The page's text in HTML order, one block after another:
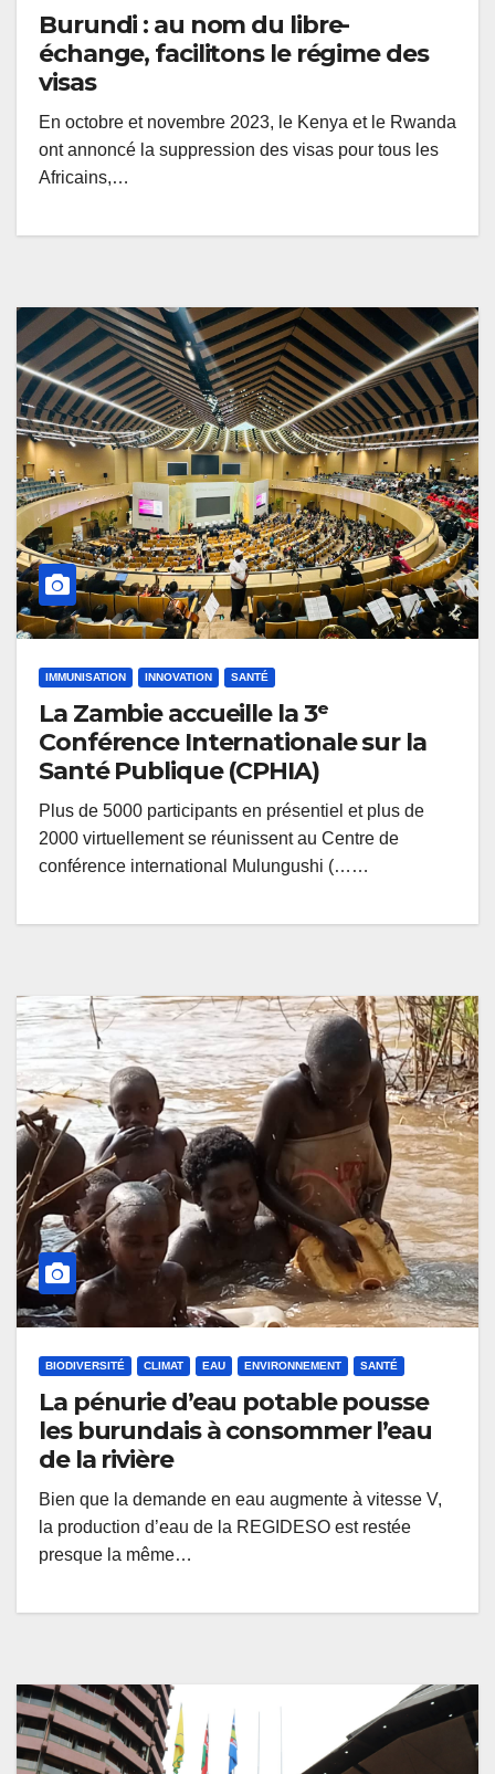
Burundi : au nom du libre-
échange, facilitons le régime des
visas
En octobre et novembre 2023, le Kenya et le Rwanda
ont annoncé la suppression des visas pour tous les
Africains,…
IMMUNISATION INNOVATION SANTÉ
La Zambie accueille la 3ᵉ
Conférence Internationale sur la
Santé Publique (CPHIA)
Plus de 5000 participants en présentiel et plus de
2000 virtuellement se réunissent au Centre de
conférence international Mulungushi (……
BIODIVERSITÉ CLIMAT EAU ENVIRONNEMENT SANTÉ
La pénurie d’eau potable pousse
les burundais à consommer l’eau
de la rivière
Bien que la demande en eau augmente à vitesse V,
la production d’eau de la REGIDESO est restée
presque la même…